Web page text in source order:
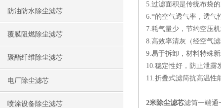
防油防水除尘滤芯
覆膜阻燃除尘滤芯
聚酯纤维除尘滤芯
电厂除尘滤芯
喷涂设备除尘滤芯
5.过滤面积是传统布袋
6.*的空气透气率，透气
7.耗气量少，节约空压
8.高效率清灰（经空气
9.易于拆卸，材料特殊
10.稳定性好，防止泄露
11.折叠式滤筒抗高温性
2米除尘滤芯滤筒一端通